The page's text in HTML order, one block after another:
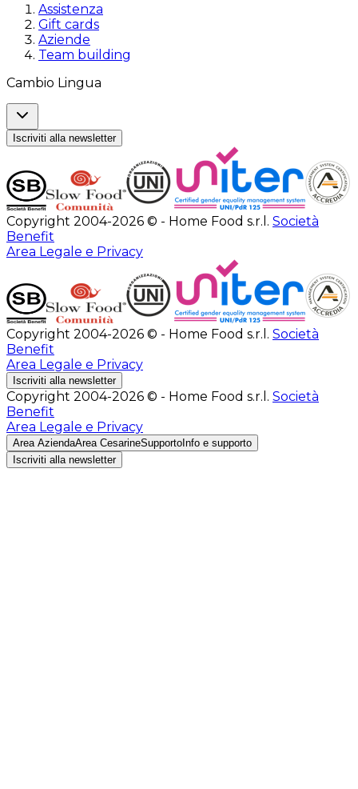
Assistenza
Gift cards
Aziende
Team building
Cambio Lingua
Iscriviti alla newsletter
Copyright 2004-2026 © - Home Food s.r.l. Società
Benefit
Area Legale e Privacy
Copyright 2004-2026 © - Home Food s.r.l. Società
Benefit
Area Legale e Privacy
Iscriviti alla newsletter
Copyright 2004-2026 © - Home Food s.r.l. Società
Benefit
Area Legale e Privacy
Area AziendaArea CesarineSupporto Info e supporto
Iscriviti alla newsletter